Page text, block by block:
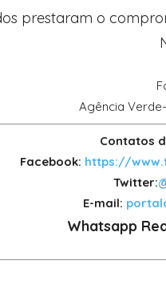
prestaram o
Agência
Contatos
Facebook: https://
Twitter:
E-mail:
Whatsapp